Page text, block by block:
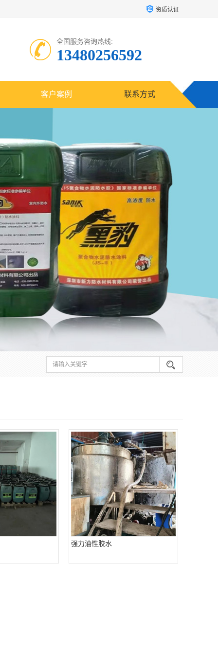
资质认证
全国服务咨询热线:
13480256592
客户案例 联系方式
强力油性胶水